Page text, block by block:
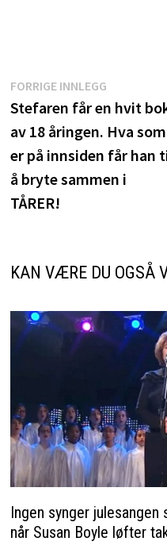
FORRIGE INNLEGGForrige
innlegg:
Stefaren får en hvit
av 18 åringen. Hva som
er på innsiden får han
å bryte sammen i
TÅRER!
KAN VÆRE DU OGSÅ
Ingen synger
når Susan Boyle løfter